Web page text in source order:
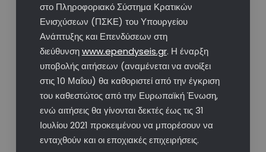
στο Πληροφοριακό Σύστημα Κρατικών
Ενισχύσεων (ΠΣΚΕ) του Υπουργείου
Ανάπτυξης και Επενδύσεων στη
διεύθυνσηwww.ependyseis.gr. Η έναρξη
υποβολής αιτήσεων (αναμένεται να ανοίξει
στις 10 Μαΐου) θα καθοριστεί από την έγκριση
του καθεστώτος από την Ευρωπαϊκή Ένωση,
ενώ αιτήσεις θα γίνονται δεκτές έως τις 31
Ιουλίου 2021 προκειμένου να μπορέσουν να
ενταχθούν και οι εποχιακές επιχειρήσεις.